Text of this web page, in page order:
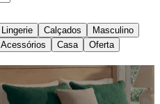
Lingerie Calçados
Masculino
Acessórios Casa Oferta